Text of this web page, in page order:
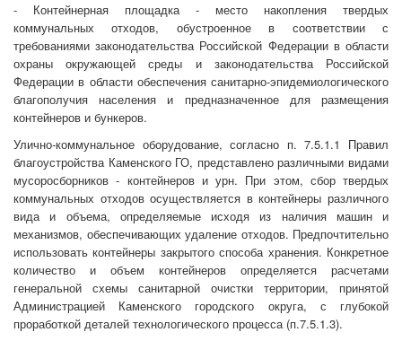
- Контейнерная площадка - место накопления твердых
коммунальных отходов, обустроенное в соответствии с
требованиями законодательства Российской Федерации в области
охраны окружающей среды и законодательства Российской
Федерации в области обеспечения санитарно-эпидемиологического
благополучия населения и предназначенное для размещения
контейнеров и бункеров.
Улично-коммунальное оборудование, согласно п. 7.5.1.1 Правил
благоустройства Каменского ГО, представлено различными видами
мусоросборников - контейнеров и урн. При этом, сбор твердых
коммунальных отходов осуществляется в контейнеры различного
вида и объема, определяемые исходя из наличия машин и
механизмов, обеспечивающих удаление отходов. Предпочтительно
использовать контейнеры закрытого способа хранения. Конкретное
количество и объем контейнеров определяется расчетами
генеральной схемы санитарной очистки территории, принятой
Администрацией Каменского городского округа, с глубокой
проработкой деталей технологического процесса (п.7.5.1.3).